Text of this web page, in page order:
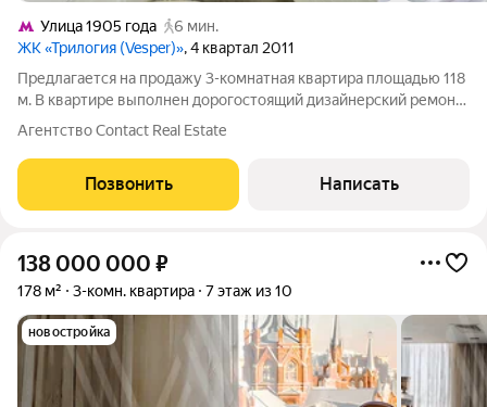
Улица 1905 года
6 мин.
ЖК «Трилогия (Vesper)», 4 квартал 2011
Предлагается на продажу 3-комнатная квартира площадью 118
м. В квартире выполнен дорогостоящий дизайнерский ремонт
с использованием итальянской мебели и декора, бытовая
Квартира расположена на 2
Агентство Contact Real Estate
Позвонить Написать
138 000 000 ₽
178 м² 3-комн. квартира 7 этаж из 10
новостройка